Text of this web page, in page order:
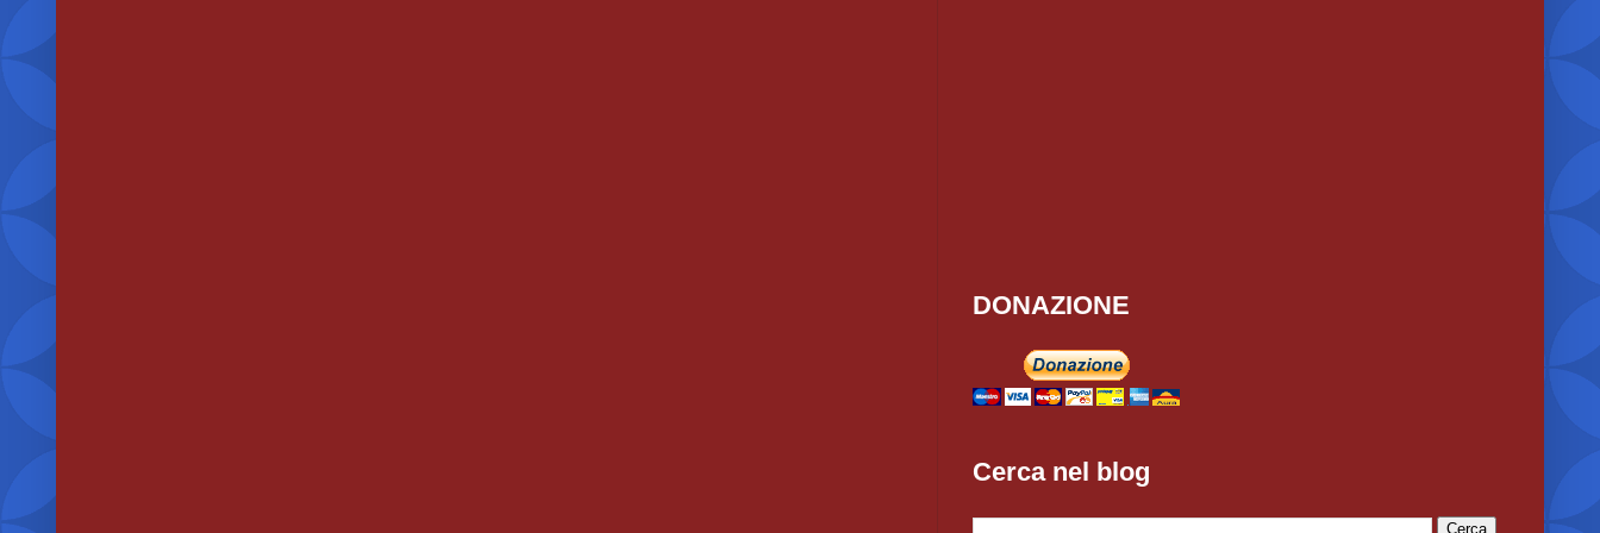
DONAZIONE
Cerca nel blog